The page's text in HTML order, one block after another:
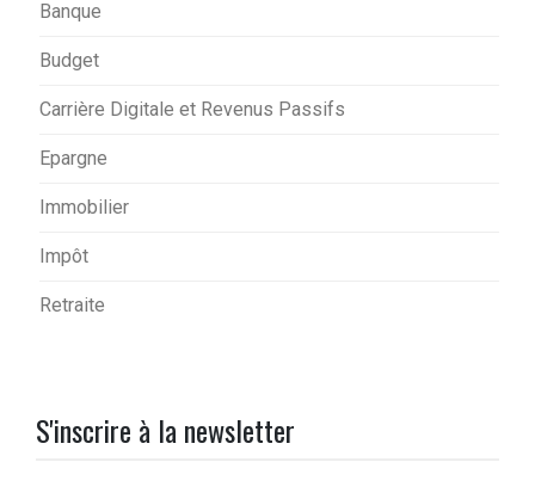
Banque
Budget
Carrière Digitale et Revenus Passifs
Epargne
Immobilier
Impôt
Retraite
S'inscrire à la newsletter